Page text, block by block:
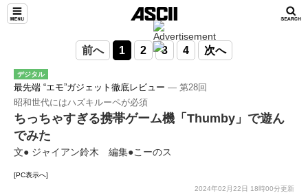
前へ 1 2 3 4 次へ
デジタル
最先端 “エモ”ガジェット徹底レビュー ― 第28回
昭和世代にはハズキルーペが必須
ちっちゃすぎる携帯ゲーム機「Thumby」で遊ん
でみた
文● ジャイアン鈴木 編集●こーのス
[PC表示へ]
2024年02月22日 18時00分更新